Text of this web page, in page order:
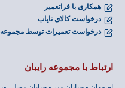
همکاری با فراتعمیر
درخواست کالای نایاب
درخواست تعمیرات توسط مجموعه
ارتباط با مجموعه رایبان